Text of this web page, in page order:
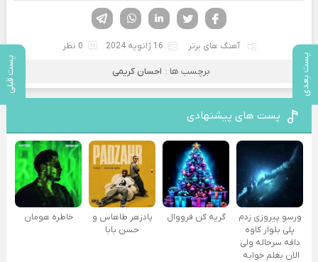
پست بعدی پست قبلی
لینکدین تویتر
فیسوک
آهنگ های برتر 16 ژانویه 2024 0 نظر
برچسب ها : احسان کریمی
پست های پیشنهادی
ورسو پیروزی زدم
پلی بلوار کاوه
دافه سرحاله ولی
الان بغلم خوابه ‌
گریه کن فرووال
پادزهر طاهاس و
حسن بابا
خاطره هومان